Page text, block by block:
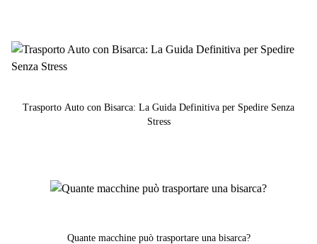
Trasporto Auto con Bisarca: La Guida Definitiva per Spedire Senza
Stress
Quante macchine può trasportare una bisarca?